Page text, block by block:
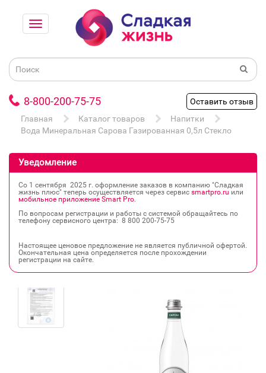
8-800-200-75-75
Оставить отзыв
Главная
Каталог товаров
Напитки
Вода Минеральная Сарова Газированная 0,5л Стекло
Уведомление
Со 1 сентября 2025 г. оформление заказов в компанию "Сладкая
жизнь плюс" теперь осуществляется через сервис smartpro.ru или
мобильное приложение Smart Pro.
По вопросам регистрации и работы с системой обращайтесь по
телефону сервисного центра: 8 800 200‐75‐75
Настоящее ценовое предложение не является публичной офертой.
Окончательная цена определяется после прохождении
регистрации на сайте.